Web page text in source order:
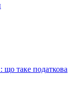
що таке податкова